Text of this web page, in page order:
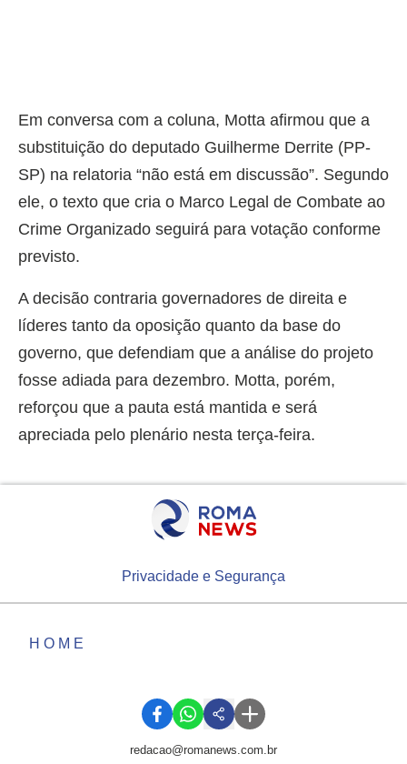
Em conversa com a coluna, Motta afirmou que a
substituição do deputado Guilherme Derrite (PP-
SP) na relatoria “não está em discussão”. Segundo
ele, o texto que cria o Marco Legal de Combate ao
Crime Organizado seguirá para votação conforme
previsto.
A decisão contraria governadores de direita e
líderes tanto da oposição quanto da base do
governo, que defendiam que a análise do projeto
fosse adiada para dezembro. Motta, porém,
reforçou que a pauta está mantida e será
apreciada pelo plenário nesta terça-feira.
Privacidade e Segurança
HOME
redacao@romanews.com.br